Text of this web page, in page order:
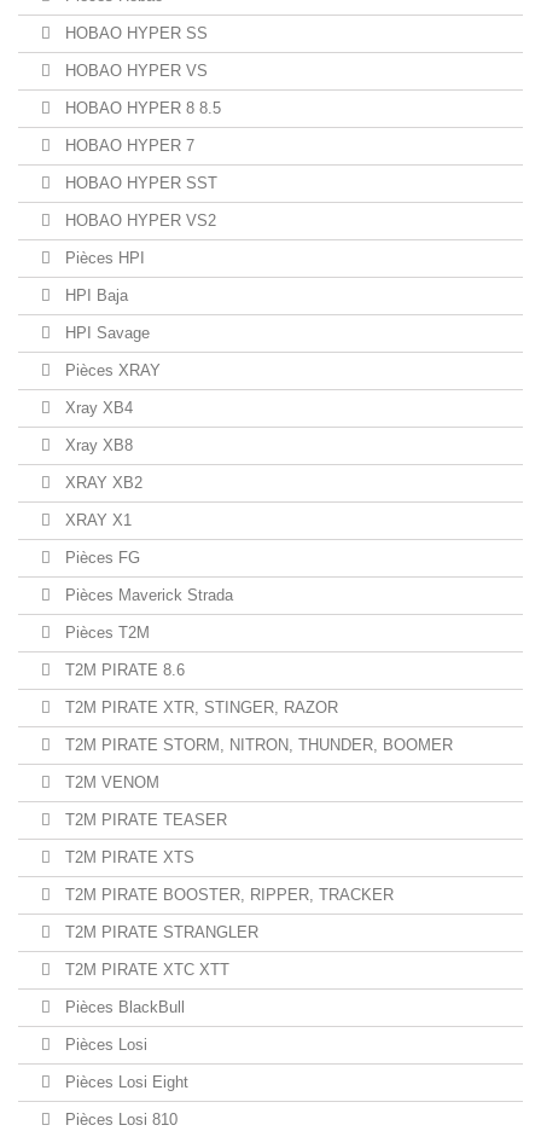
HOBAO HYPER SS
HOBAO HYPER VS
HOBAO HYPER 8 8.5
HOBAO HYPER 7
HOBAO HYPER SST
HOBAO HYPER VS2
Pièces HPI
HPI Baja
HPI Savage
Pièces XRAY
Xray XB4
Xray XB8
XRAY XB2
XRAY X1
Pièces FG
Pièces Maverick Strada
Pièces T2M
T2M PIRATE 8.6
T2M PIRATE XTR, STINGER, RAZOR
T2M PIRATE STORM, NITRON, THUNDER, BOOMER
T2M VENOM
T2M PIRATE TEASER
T2M PIRATE XTS
T2M PIRATE BOOSTER, RIPPER, TRACKER
T2M PIRATE STRANGLER
T2M PIRATE XTC XTT
Pièces BlackBull
Pièces Losi
Pièces Losi Eight
Pièces Losi 810